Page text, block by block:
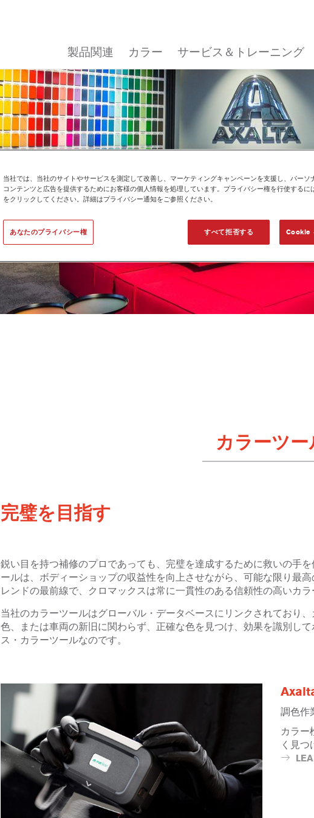
製品関連 カラー サービス＆トレーニング
カラーツー
完璧を目指す
鋭い目を持つ補修のプロであっても、完璧を達成するために救いの手
ールは、ボディーショップの収益性を向上させながら、可能な限り最
レンドの最前線で、クロマックスは常に一貫性のある信頼性の高いカ
当社のカラーツールはグローバル・データベースにリンクされており
色、または車両の新旧に関わらず、正確な色を見つけ、効果を識別し
ス・カラーツールなのです。
調色作
カラー
く見つ
当社では、当社のサイトやサービスを測定して改善し、マーケティングキャンペーンを支援し、パーソ
コンテンツと広告を提供するためにお客様の個人情報を処理しています。プライバシー権を行使するに
をクリックしてください。詳細はプライバシー通知をご参照ください。
すべて拒否する Cookie
あなたのプライバシー権